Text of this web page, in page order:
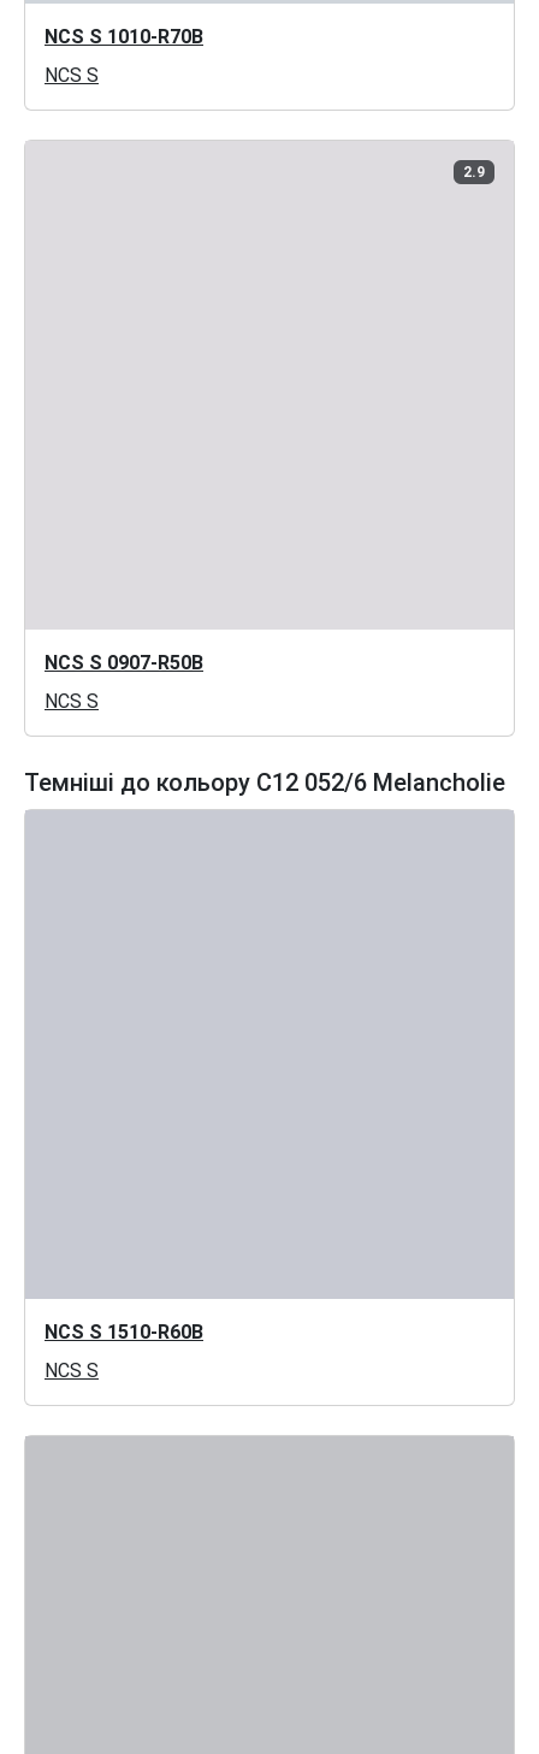
NCS S 1010-R70B
NCS S
2.9
NCS S 0907-R50B
NCS S
Темніші до кольору C12 052/6 Melancholie
NCS S 1510-R60B
NCS S